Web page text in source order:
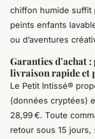
chiffon humide suffit
peints enfants
ou d’aventures
Garanties d’achat
livraison rapide et
Le Petit Intissé®
(données cryptées)
28,99 €. Toute
retour sous 15 jours,